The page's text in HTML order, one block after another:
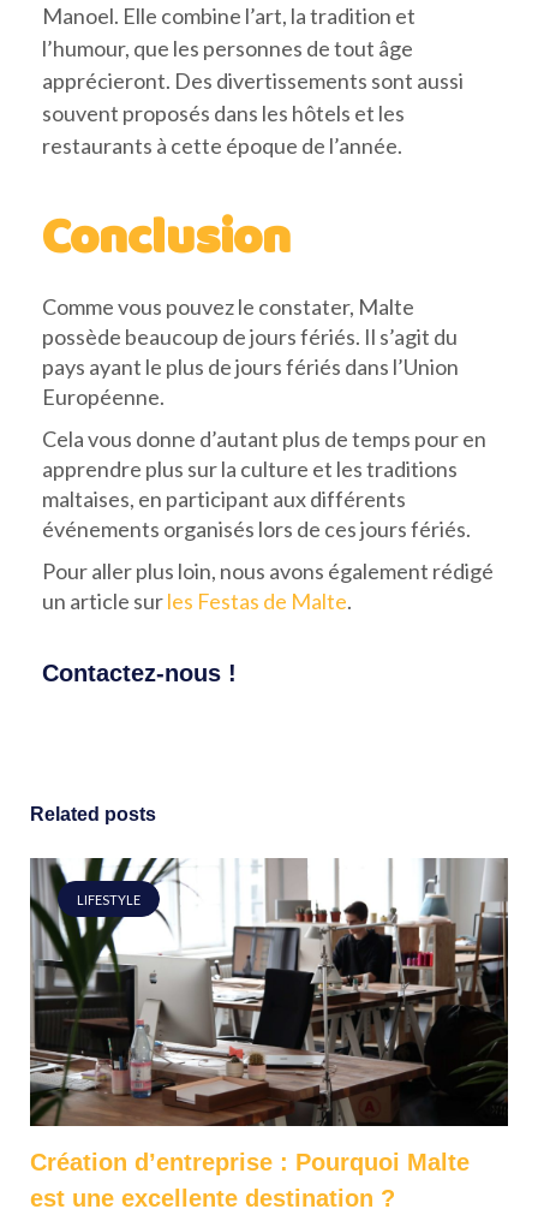
Manoel. Elle combine l’art, la tradition et
l’humour, que les personnes de tout âge
apprécieront. Des divertissements sont aussi
souvent proposés dans les hôtels et les
restaurants à cette époque de l’année.
Conclusion
Comme vous pouvez le constater, Malte
possède beaucoup de jours fériés. Il s’agit du
pays ayant le plus de jours fériés dans l’Union
Européenne.
Cela vous donne d’autant plus de temps pour en
apprendre plus sur la culture et les traditions
maltaises, en participant aux différents
événements organisés lors de ces jours fériés.
Pour aller plus loin, nous avons également rédigé
un article surles Festas de Malte.
Contactez-nous !
Related posts
LIFESTYLE
Création d’entreprise : Pourquoi Malte
est une excellente destination ?